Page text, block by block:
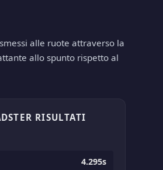
alle ruote attraverso la
allo spunto rispetto al
RISULTATI
4.295s